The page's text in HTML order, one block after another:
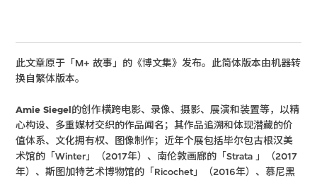
此文章原于「M+ 故事」的《博文集》发布。此简体版本由机器转
换自繁体版本。
Amie Siegel的创作横跨电影、录像、摄影、展演和装置等，以精
心构设、多重媒材交织的作品闻名；其作品追溯和体现潜藏的价
值体系、文化拥有权、图像制作；近年个展包括毕尔包古根汉美
术馆的「Winter」（2017年）、南伦敦画廊的「Strata 」（2017
年）、斯图加特艺术博物馆的「Ricochet」（2016年）、慕尼黑